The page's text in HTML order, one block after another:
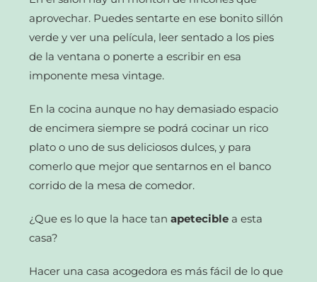
aprovechar. Puedes sentarte en ese bonito sillón
verde y ver una película, leer sentado a los pies
de la ventana o ponerte a escribir en esa
imponente mesa vintage.
En la cocina aunque no hay demasiado espacio
de encimera siempre se podrá cocinar un rico
plato o uno de sus deliciosos dulces, y para
comerlo que mejor que sentarnos en el banco
corrido de la mesa de comedor.
¿Que es lo que la hace tanapetecible a esta
casa?
Hacer una casa acogedora es más fácil de lo que